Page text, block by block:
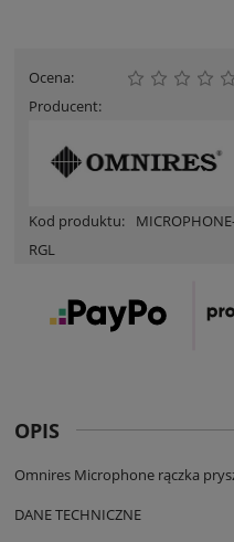
Ocena:
Producent:
Kod produktu:
RGL
OPIS
Omnires Microphone rączka
DANE TECHNICZNE